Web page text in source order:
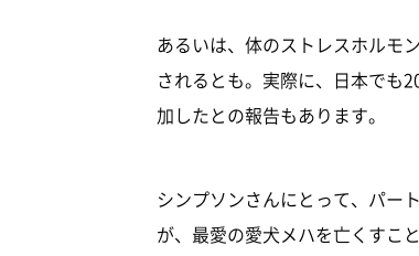
あるいは、体のストレスホルモ
されるとも。実際に、日本でも
加したとの報告もあります。
シンプソンさんにとって、パー
が、最愛の愛犬メハを亡くすこ